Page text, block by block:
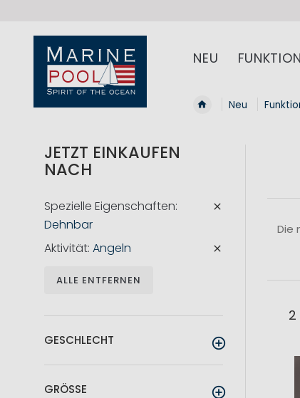
NEU FUNKTION
Neu
Die
2
JETZT EINKAUFEN
NACH
Spezielle Eigenschaften
Dehnbar
Aktivität Angeln
ALLE ENTFERNEN
GESCHLECHT
GRÖSSE